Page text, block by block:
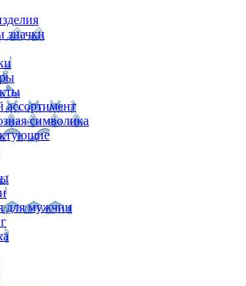
значки
ассортимент
символика
для мужчин